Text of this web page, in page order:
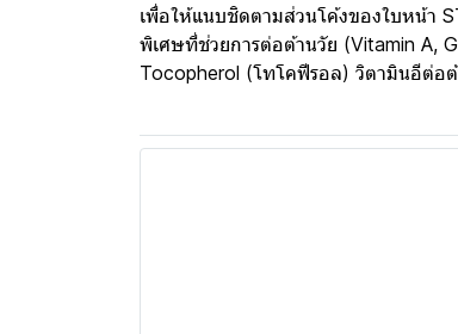
เพื่อให้แนบชิดตามส่วนโค้งของใบหน้า
พิเศษที่ช่วยการต่อต้านวัย (Vitamin A,
Tocopherol (โทโคฟีรอล) วิตามินอีต่อ